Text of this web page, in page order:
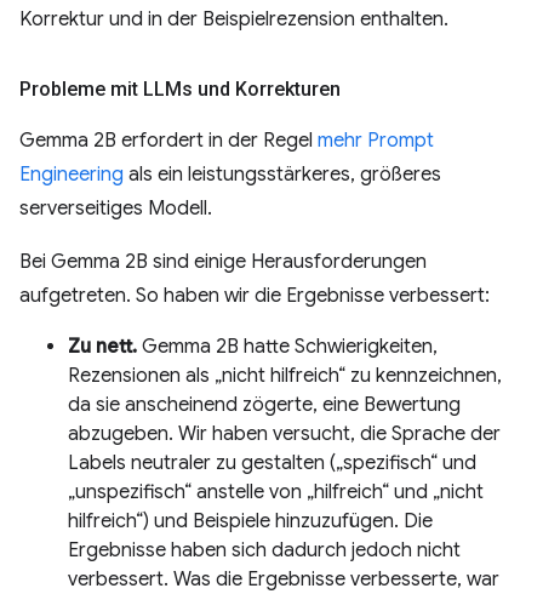
Korrektur und in der Beispielrezension enthalten.
Probleme mit LLMs und Korrekturen
Gemma 2B erfordert in der Regel mehr Prompt
Engineering als ein leistungsstärkeres, größeres
serverseitiges Modell.
Bei Gemma 2B sind einige Herausforderungen
aufgetreten. So haben wir die Ergebnisse verbessert:
Zu nett. Gemma 2B hatte Schwierigkeiten,
Rezensionen als „nicht hilfreich“ zu kennzeichnen,
da sie anscheinend zögerte, eine Bewertung
abzugeben. Wir haben versucht, die Sprache der
Labels neutraler zu gestalten („spezifisch“ und
„unspezifisch“ anstelle von „hilfreich“ und „nicht
hilfreich“) und Beispiele hinzuzufügen. Die
Ergebnisse haben sich dadurch jedoch nicht
verbessert. Was die Ergebnisse verbesserte, war